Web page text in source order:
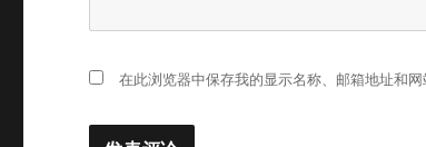
在此浏览器中保存我的显示名称、邮箱地址和网